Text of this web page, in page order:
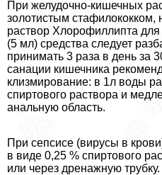
При желудочно-кишечных
золотистым стафилококком,
раствор Хлорофиллипта
(5 мл) средства следует
принимать 3 раза в день за
санации кишечника
клизмирование: в 1л воды
спиртового раствора и
aнaльную область.
При сепсисе (вирусы в
в виде 0,25 % спиртового
или через дренажную трубку.